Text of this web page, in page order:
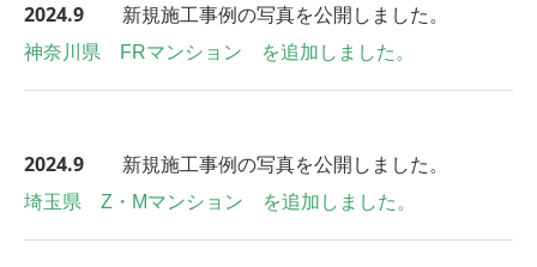
2024.9 新規施工事例の写真を公開しました。
神奈川県 FRマンション を追加しました。
2024.9 新規施工事例の写真を公開しました。
埼玉県 Z・Mマンション を追加しました。